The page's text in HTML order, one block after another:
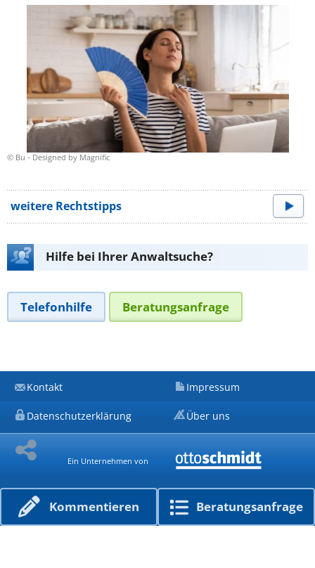
© Bu - Designed by Magnific
weitere Rechtstipps
Hilfe bei Ihrer Anwaltsuche?
Telefonhilfe Beratungsanfrage
Kommen­tieren Beratungs­anfrage
Kontakt Impressum
Datenschutzerklärung Über uns
Ein Unternehmen von